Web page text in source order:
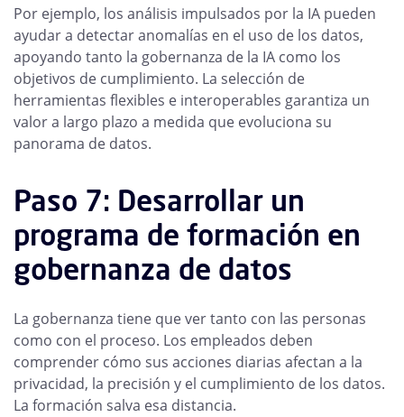
Por ejemplo, los análisis impulsados por la IA pueden
ayudar a detectar anomalías en el uso de los datos,
apoyando tanto la gobernanza de la IA como los
objetivos de cumplimiento. La selección de
herramientas flexibles e interoperables garantiza un
valor a largo plazo a medida que evoluciona su
panorama de datos.
Paso 7: Desarrollar un
programa de formación en
gobernanza de datos
La gobernanza tiene que ver tanto con las personas
como con el proceso. Los empleados deben
comprender cómo sus acciones diarias afectan a la
privacidad, la precisión y el cumplimiento de los datos.
La formación salva esa distancia.